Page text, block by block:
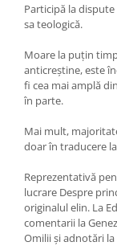
Participă la
sa teologică.
Moare la puțin
anticreștine, este
fi cea mai amplă
în parte.
Mai mult,
doar în traducere
Reprezentativă
lucrare Despre
originalul elin. La
comentarii la
Omilii și adnotări la